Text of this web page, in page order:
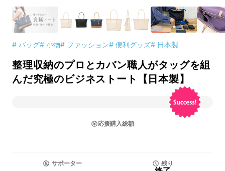
# バッグ# 小物# ファッション# 便利グッズ# 日本製
整理収納のプロとカバン職人がタッグを組
んだ究極のビジネストート【日本製】
応援購入総額
サポーター 残り